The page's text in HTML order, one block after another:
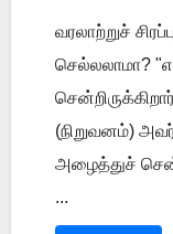
வரலாற்றுச்
செல்லலாமா?
(நிறுவனம்)
அழைத்துச்
...